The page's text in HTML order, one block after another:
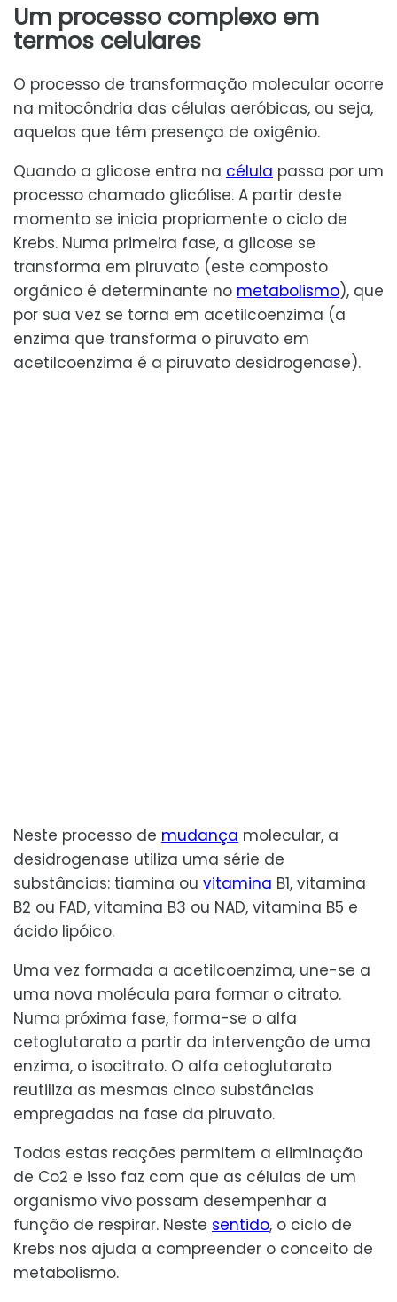
Um processo complexo em
termos celulares
O processo de transformação molecular ocorre
na mitocôndria das células aeróbicas, ou seja,
aquelas que têm presença de oxigênio.
Quando a glicose entra na célula passa por um
processo chamado glicólise. A partir deste
momento se inicia propriamente o ciclo de
Krebs. Numa primeira fase, a glicose se
transforma em piruvato (este composto
orgânico é determinante no metabolismo), que
por sua vez se torna em acetilcoenzima (a
enzima que transforma o piruvato em
acetilcoenzima é a piruvato desidrogenase).
Neste processo de mudança molecular, a
desidrogenase utiliza uma série de
substâncias: tiamina ou vitamina B1, vitamina
B2 ou FAD, vitamina B3 ou NAD, vitamina B5 e
ácido lipóico.
Uma vez formada a acetilcoenzima, une-se a
uma nova molécula para formar o citrato.
Numa próxima fase, forma-se o alfa
cetoglutarato a partir da intervenção de uma
enzima, o isocitrato. O alfa cetoglutarato
reutiliza as mesmas cinco substâncias
empregadas na fase da piruvato.
Todas estas reações permitem a eliminação
de Co2 e isso faz com que as células de um
organismo vivo possam desempenhar a
função de respirar. Neste sentido, o ciclo de
Krebs nos ajuda a compreender o conceito de
metabolismo.